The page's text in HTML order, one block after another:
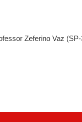
Zeferino Vaz